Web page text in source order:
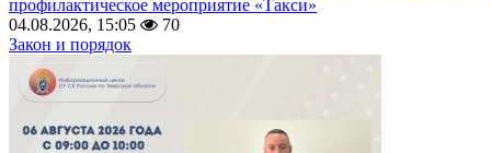
профилактическое мероприятие «Такси»
04.08.2026, 15:05
70
Закон и порядок